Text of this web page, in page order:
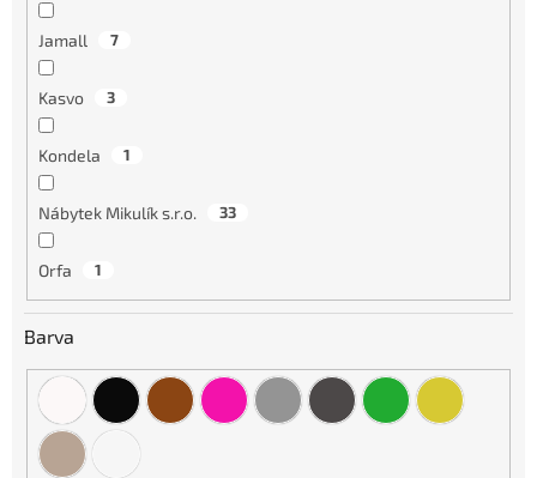
Jamall 7
Kasvo 3
Kondela 1
Nábytek Mikulík s.r.o. 33
Orfa 1
Barva